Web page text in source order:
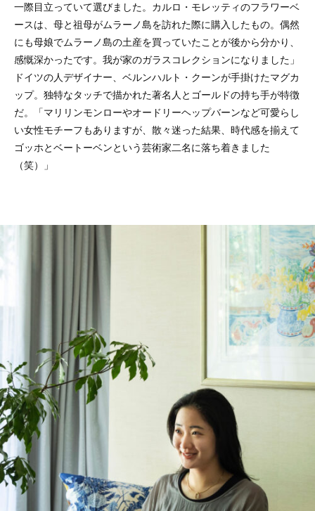
一際目立っていて選びました。カルロ・モレッティのフラワーベ
ースは、母と祖母がムラーノ島を訪れた際に購入したもの。偶然
にも母娘でムラーノ島の土産を買っていたことが後から分かり、
感慨深かったです。我が家のガラスコレクションになりました」
ドイツの人デザイナー、ベルンハルト・クーンが手掛けたマグカ
ップ。独特なタッチで描かれた著名人とゴールドの持ち手が特徴
だ。「マリリンモンローやオードリーヘップバーンなど可愛らし
い女性モチーフもありますが、散々迷った結果、時代感を揃えて
ゴッホとベートーベンという芸術家二名に落ち着きました
（笑）」